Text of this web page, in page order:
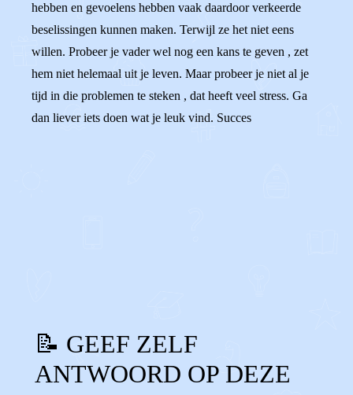
hebben en gevoelens hebben vaak daardoor verkeerde
beselissingen kunnen maken. Terwijl ze het niet eens
willen. Probeer je vader wel nog een kans te geven , zet
hem niet helemaal uit je leven. Maar probeer je niet al je
tijd in die problemen te steken , dat heeft veel stress. Ga
dan liever iets doen wat je leuk vind. Succes
📝 GEEF ZELF
ANTWOORD OP DEZE